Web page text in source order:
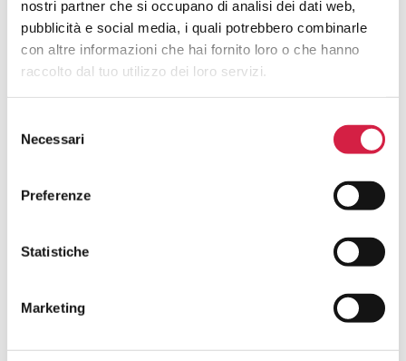
nostri partner che si occupano di analisi dei dati web,
pubblicità e social media, i quali potrebbero combinarle
con altre informazioni che hai fornito loro o che hanno
raccolto dal tuo utilizzo dei loro servizi.
delNecessari
Preferenze
Statistiche
Marketing
Popolazione?
Hai avuto un’esperienza in questa
struttura e desideri inviarci un tuo
La tua opinione è fondamentale per noi! Scrivi una
servizi degli ospedali con il Bollino Rosa.
Nome e cognome*